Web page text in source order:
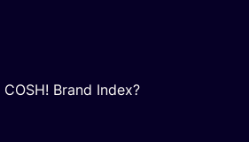
Brand Index?